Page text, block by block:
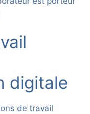
digitale
de travail